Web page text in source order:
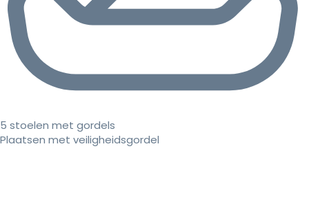
5 stoelen met gordels
Plaatsen met veiligheidsgordel